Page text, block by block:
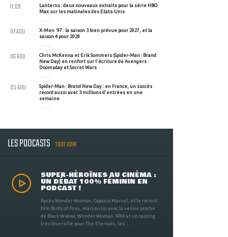
Lanterns : deux nouveaux extraits pour la série HBO
Max sur les matinales des Etats-Unis
11:09
X-Men '97 : la saison 3 bien prévue pour 2027, et la
saison 4 pour 2028
07 AOU
Chris McKenna et Erik Sommers (Spider-Man : Brand
New Day) en renfort sur l'écriture de Avengers :
Doomsday et Secret Wars
06 AOU
Spider-Man : Brand New Day : en France, un succès
record aussi avec 3 millions d'entrées en une
semaine
05 AOU
LES PODCASTS TOUT VOIR
SUPER-HÉROÏNES AU CINÉMA :
UN DÉBAT 100% FÉMININ EN
PODCAST !
Après Wonder Woman, Captain Marvel, et le récent
film Birds of Prey, mais aussi avec la venue proche
de Black Widow, Wonder Woman 1984 et un casting
très diversifié pour The Eternals, les ...